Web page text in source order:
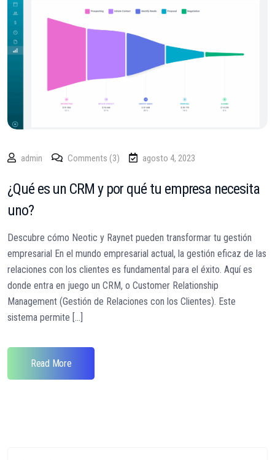
admin Comments (3) agosto 4, 2023
¿Qué es un CRM y por qué tu empresa necesita
uno?
Descubre cómo Neotic y Raynet pueden transformar tu gestión
empresarial En el mundo empresarial actual, la gestión eficaz de las
relaciones con los clientes es fundamental para el éxito. Aquí es
donde entra en juego un CRM, o Customer Relationship
Management (Gestión de Relaciones con los Clientes). Este
sistema permite [...]
Read More